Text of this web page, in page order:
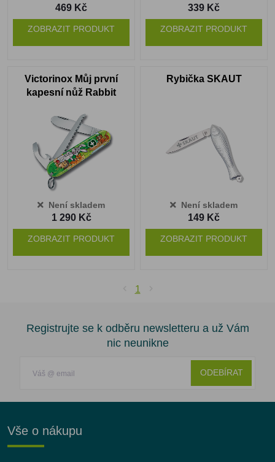
469 Kč
ZOBRAZIT PRODUKT
339 Kč
ZOBRAZIT PRODUKT
Victorinox Můj první
kapesní nůž Rabbit
Není skladem
1 290 Kč
ZOBRAZIT PRODUKT
Rybička SKAUT
Není skladem
149 Kč
ZOBRAZIT PRODUKT
1
Registrujte se k odběru newsletteru a už Vám
nic neunikne
ODEBÍRAT
Vše o nákupu